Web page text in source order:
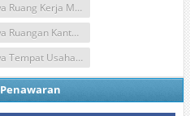
Sewa Ruang Kerja Murah
Sewa Ruangan Kantor Jakarta Pusat
Sewa Tempat Usaha Jakarta Pusat